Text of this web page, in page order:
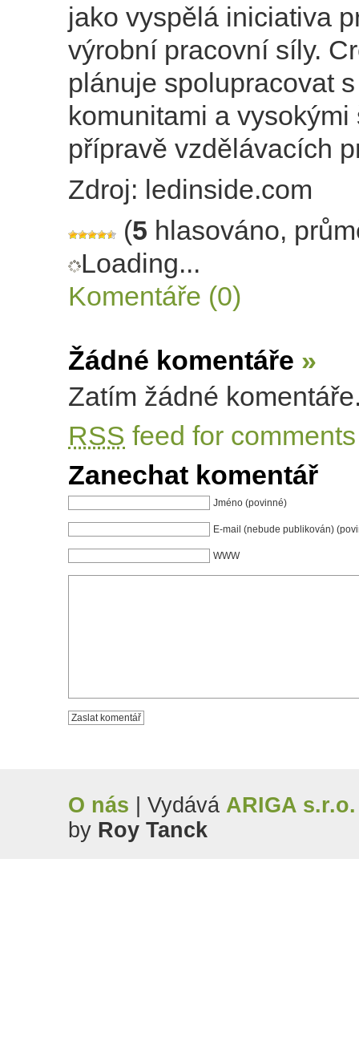
jako vyspělá iniciativa
výrobní pracovní síly.
plánuje spolupracovat
komunitami a vysokými
přípravě vzdělávacích
Zdroj: ledinside.com
(5 hlasováno,
Loading...
Komentáře (0)
Žádné komentáře »
Zatím žádné
RSS feed for
Zanechat komentář
Jméno (povinné)
E-mail (nebude publikován)
WWW
O nás | Vydává ARIGA s.r.o.
by Roy Tanck